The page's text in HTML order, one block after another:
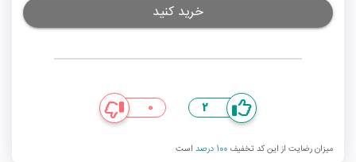
خرید کنید
2
0
میزان رضایت از این کد تخفیف 100 درصد است